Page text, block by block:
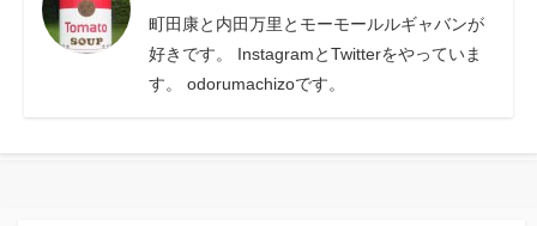
町田康と内田万里とモーモールルギャバンが
好きです。 InstagramとTwitterをやっていま
す。 odorumachizoです。